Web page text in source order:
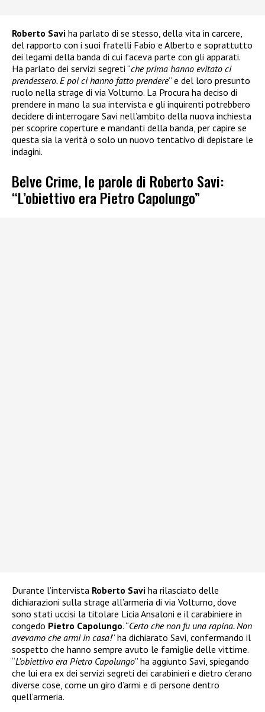
Roberto Savi ha parlato di se stesso, della vita in carcere,
del rapporto con i suoi fratelli Fabio e Alberto e soprattutto
dei legami della banda di cui faceva parte con gli apparati.
Ha parlato dei servizi segreti “che prima hanno evitato ci
prendessero. E poi ci hanno fatto prendere” e del loro presunto
ruolo nella strage di via Volturno. La Procura ha deciso di
prendere in mano la sua intervista e gli inquirenti potrebbero
decidere di interrogare Savi nell’ambito della nuova inchiesta
per scoprire coperture e mandanti della banda, per capire se
questa sia la verità o solo un nuovo tentativo di depistare le
indagini.
Belve Crime, le parole di Roberto Savi:
“L’obiettivo era Pietro Capolungo”
Durante l’intervista Roberto Savi ha rilasciato delle
dichiarazioni sulla strage all’armeria di via Volturno, dove
sono stati uccisi la titolare Licia Ansaloni e il carabiniere in
congedo Pietro Capolungo. “Certo che non fu una rapina. Non
avevamo che armi in casa!” ha dichiarato Savi, confermando il
sospetto che hanno sempre avuto le famiglie delle vittime.
“L’obiettivo era Pietro Capolungo” ha aggiunto Savi, spiegando
che lui era ex dei servizi segreti dei carabinieri e dietro c’erano
diverse cose, come un giro d’armi e di persone dentro
quell’armeria.